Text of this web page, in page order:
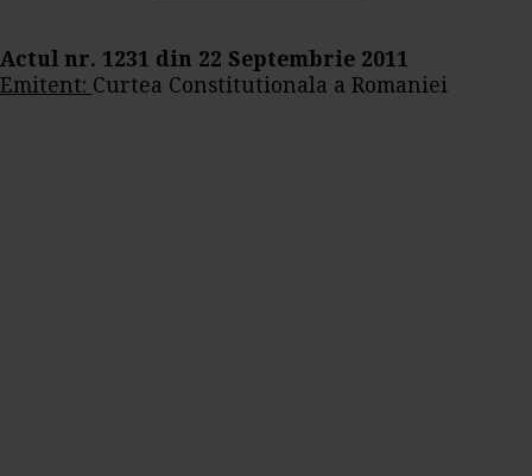
Actul nr. 1231 din 22 Septembrie 2011
Emitent: Curtea Constitutionala a Romaniei